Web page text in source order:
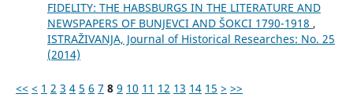
FIDELITY: THE HABSBURGS IN THE LITERATURE AND
NEWSPAPERS OF BUNJEVCI AND ŠOKCI 1790-1918 ,
ISTRAŽIVANJA, Јournal of Historical Researches: No. 25
(2014)
<< < 1 2 3 4 5 6 7 8 9 10 11 12 13 14 15 > >>